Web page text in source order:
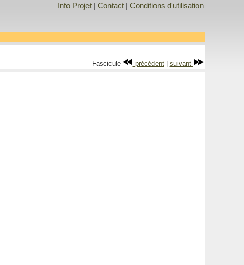
Info Projet| Contact| Conditions d'utilisation
Fascicule précédent| suivant